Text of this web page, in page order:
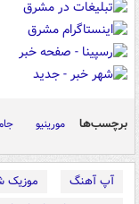
برچسب‌ها مورینیو
آپ آهنگ موزیک